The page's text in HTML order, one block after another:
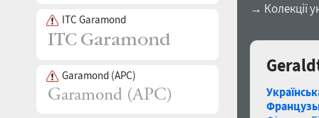
ITC Garamond
Garamond (APC)
→ Колекції